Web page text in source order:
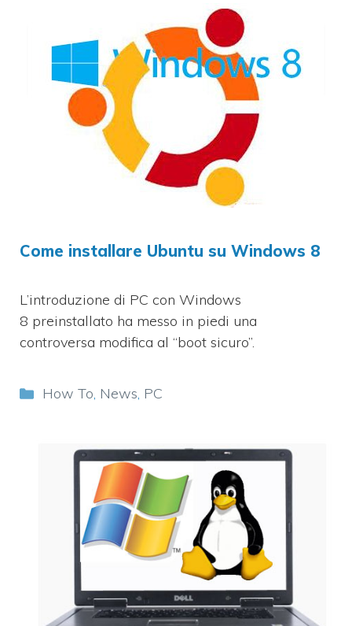
Come installare Ubuntu su Windows 8
L’introduzione di PC con Windows
8 preinstallato ha messo in piedi una
controversa modifica al “boot sicuro”.
Categorie
How To, News, PC